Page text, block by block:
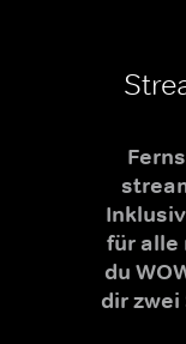
für alle
du
dir